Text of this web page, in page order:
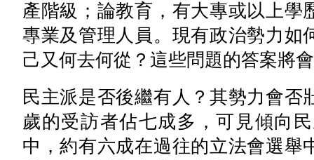
產階級；論教育，有大專或以上學
專業及管理人員。現有政治勢力如
己又何去何從？這些問題的答案將
民主派是否後繼有人？其勢力會否
歲的受訪者佔七成多，可見傾向
中，約有六成在過往的立法會選舉